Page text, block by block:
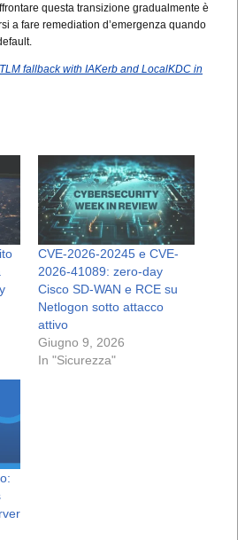
questa transizione gradualmente è
a fare remediation d’emergenza quando
fallback with IAKerb and LocalKDC in
CVE-2026-20245 e CVE-
2026-41089: zero-day
Cisco SD-WAN e RCE su
Netlogon sotto attacco
attivo
Giugno 9, 2026
In "Sicurezza"